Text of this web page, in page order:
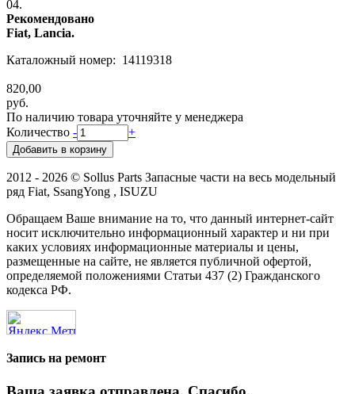
04.
Рекомендовано
Fiat, Lancia.
Каталожный номер: 14119318
820,00
руб.
По наличию товара уточняйте у менеджера
Количество - +
2012 - 2026 © Sollus Parts Запасные части на весь модельный
ряд Fiat, SsangYong , ISUZU
Обращаем Ваше внимание на то, что данный интернет-сайт
носит исключительно информационный характер и ни при
каких условиях информационные материалы и цены,
размещенные на сайте, не является публичной офертой,
определяемой положениями Статьи 437 (2) Гражданского
кодекса РФ.
Запись на ремонт